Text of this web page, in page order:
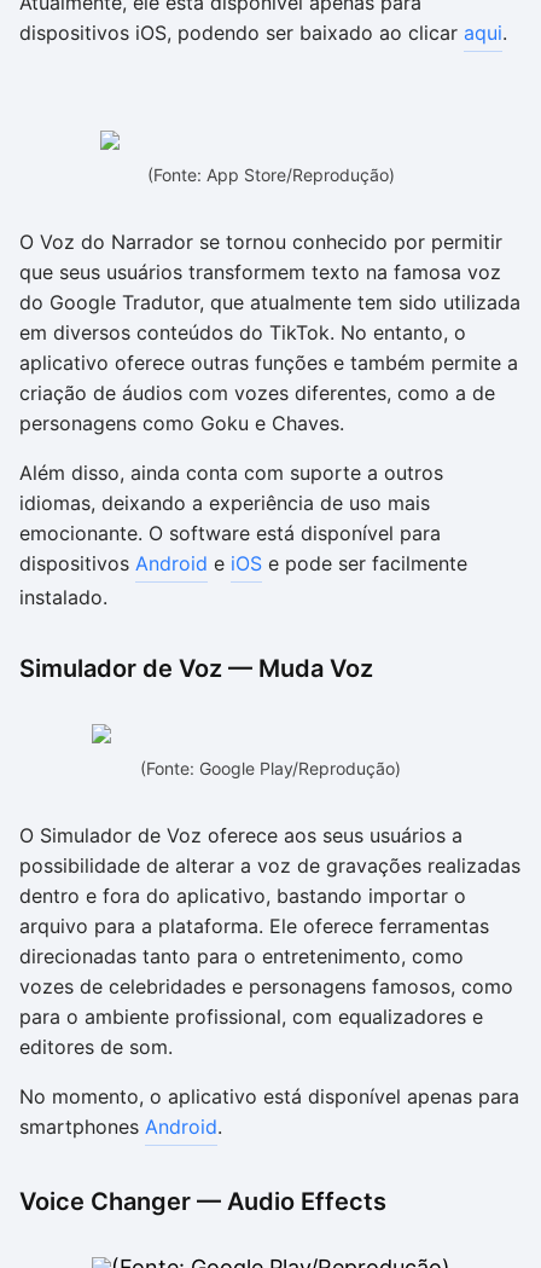
dispositivos iOS, podendo ser baixado ao clicar aqui.
(Fonte: App Store/Reprodução)
O Voz do Narrador se tornou conhecido por permitir
que seus usuários transformem texto na famosa voz
do Google Tradutor, que atualmente tem sido utilizada
em diversos conteúdos do TikTok. No entanto, o
aplicativo oferece outras funções e também permite a
criação de áudios com vozes diferentes, como a de
personagens como Goku e Chaves.
Além disso, ainda conta com suporte a outros
idiomas, deixando a experiência de uso mais
emocionante. O software está disponível para
dispositivos Android e iOS e pode ser facilmente
instalado.
Simulador de Voz — Muda Voz
(Fonte: Google Play/Reprodução)
O Simulador de Voz oferece aos seus usuários a
possibilidade de alterar a voz de gravações realizadas
dentro e fora do aplicativo, bastando importar o
arquivo para a plataforma. Ele oferece ferramentas
direcionadas tanto para o entretenimento, como
vozes de celebridades e personagens famosos, como
para o ambiente profissional, com equalizadores e
editores de som.
No momento, o aplicativo está disponível apenas para
smartphones Android.
Voice Changer — Audio Effects